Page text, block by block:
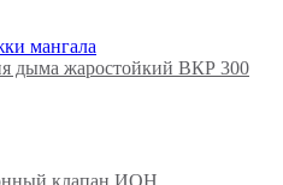
дыма жаростойкий ВКР 300